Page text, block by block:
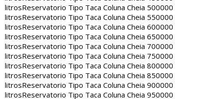
litrosReservatorio Tipo Taca Coluna Cheia 500000
litrosReservatorio Tipo Taca Coluna Cheia 550000
litrosReservatorio Tipo Taca Coluna Cheia 600000
litrosReservatorio Tipo Taca Coluna Cheia 650000
litrosReservatorio Tipo Taca Coluna Cheia 700000
litrosReservatorio Tipo Taca Coluna Cheia 750000
litrosReservatorio Tipo Taca Coluna Cheia 800000
litrosReservatorio Tipo Taca Coluna Cheia 850000
litrosReservatorio Tipo Taca Coluna Cheia 900000
litrosReservatorio Tipo Taca Coluna Cheia 950000